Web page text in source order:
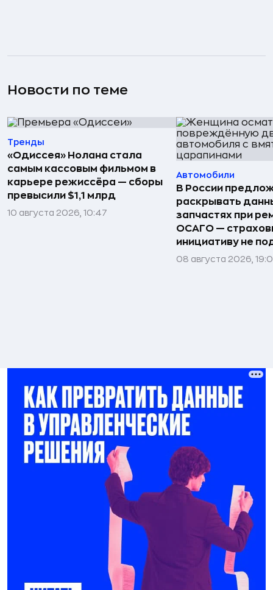
Новости по теме
Тренды
«Одиссея» Нолана стала
самым кассовым фильмом в
карьере режиссёра — сборы
превысили $1,1 млрд
10 августа 2026, 10:47
Автомобили
В России
раскрывать
запчастях при
ОСАГО —
инициативу не
08 августа 2026,